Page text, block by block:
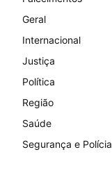
Geral
Internacional
Justiça
Política
Região
Saúde
Segurança e Polícia